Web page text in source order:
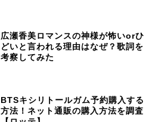
広瀬香美ロマンスの神様が怖いorひ
どいと言われる理由はなぜ？歌詞を
考察してみた
BTSキシリトールガム予約購入する
方法！ネット通販の購入方法を調査